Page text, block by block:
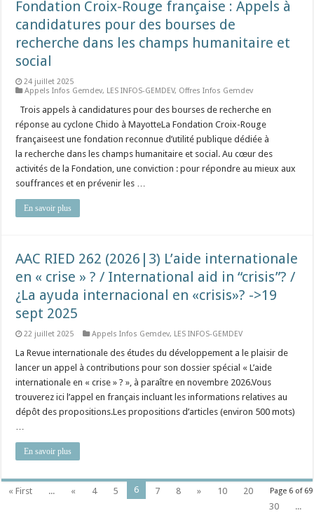
Fondation Croix-Rouge française : Appels à
candidatures pour des bourses de
recherche dans les champs humanitaire et
social
24 juillet 2025
Appels Infos Gemdev, LES INFOS-GEMDEV, Offres Infos Gemdev
Trois appels à candidatures pour des bourses de recherche en
réponse au cyclone Chido à MayotteLa Fondation Croix-Rouge
françaiseest une fondation reconnue d’utilité publique dédiée à
la recherche dans les champs humanitaire et social. Au cœur des
activités de la Fondation, une conviction : pour répondre au mieux aux
souffrances et en prévenir les …
En savoir plus
AAC RIED 262 (2026|3) L’aide internationale
en « crise » ? / International aid in “crisis”? /
¿La ayuda internacional en «crisis»? ->19
sept 2025
22 juillet 2025 Appels Infos Gemdev, LES INFOS-GEMDEV
La Revue internationale des études du développement a le plaisir de
lancer un appel à contributions pour son dossier spécial « L’aide
internationale en « crise » ? », à paraître en novembre 2026.Vous
trouverez ici l’appel en français incluant les informations relatives au
dépôt des propositions.Les propositions d’articles (environ 500 mots)
…
En savoir plus
Page 6 of 69
« First ... « 4 5 6 7 8 » 10
20
30
...